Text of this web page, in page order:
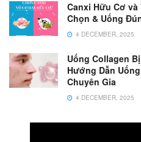
Canxi Hữu Cơ và
Chọn & Uống
4 DECEMBER, 2025
Uống Collagen
Hướng Dẫn
Chuyên Gia
4 DECEMBER, 2025